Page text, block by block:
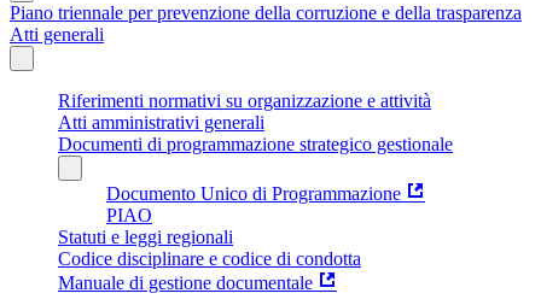
Piano triennale per prevenzione della corruzione e della trasparenza
Atti generali
Riferimenti normativi su organizzazione e attività
Atti amministrativi generali
Documenti di programmazione strategico gestionale
Documento Unico di Programmazione
PIAO
Statuti e leggi regionali
Codice disciplinare e codice di condotta
Manuale di gestione documentale